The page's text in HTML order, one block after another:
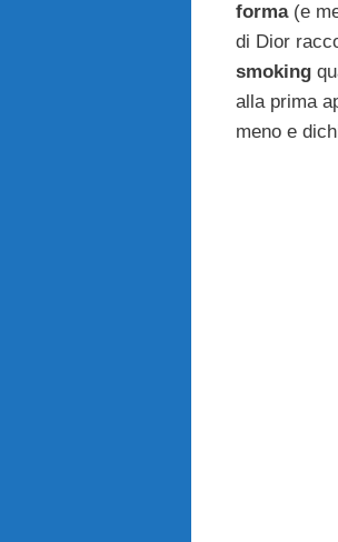
forma(e
di Dior
smoking
alla prima
meno e